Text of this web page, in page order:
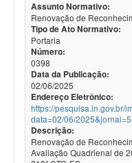
Assunto Normativo:
Renovação de
Tipo de Ato Normativo:
Portaria
Número:
0398
Data da Publicação:
02/06/2025
Endereço Eletrônico:
https://pesquisa.in.gov.br/
data=02/06/
Descrição:
Renovação de
Avaliação Quadrienal de